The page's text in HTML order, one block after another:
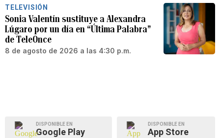
TELEVISIÓN
Sonia Valentín sustituye a Alexandra
Lúgaro por un día en “Última Palabra”
de TeleOnce
8 de agosto de 2026 a las 4:30 p.m.
DISPONIBLE EN
Google Play
DISPONIBLE EN
App Store